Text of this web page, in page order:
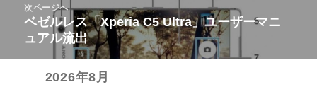
投
稿:
次ページへ
次
の
投
ベゼルレス「Xperia C5 Ultra」ユーザーマニ
ュアル流出
2026年8月